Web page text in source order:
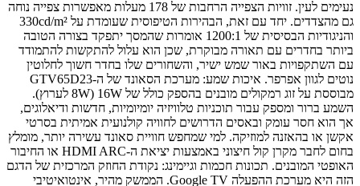
נעימים לעין. זוויות הצפייה הרחבות של 178 מעלות מאפשרות צפייה נוחה
גם מהצדדים. יחד עם זאת, הבהירות הטיפוסית שעומדת על 330cd/m²
והניגודיות הבסיסית של 1200:1 אומרות שהמסך יתפקד בצורה הטובה
ביותר בחדרים עם תאורה מבוקרת, שכן הוא עלול להתקשות להתמודד
עם השתקפויות באור שמש ישיר, והשחורים שלו בחדר חשוך לחלוטין
נוטים לגוון אפרפר. איכות שמע: מערכת הסאונד של ה-GTV65D23
מבוססת על זוג רמקולים מובנים בהספק כולל של 16W (8W לערוץ).
השמע ברור ומספק עבור תוכניות טלוויזיה יומיומיות, חדשות ודיאלוגים,
אך הוא חסר עומק ובאסים הדרושים לחוויה קולנועית אמיתית בסרטי
אקשן או בהאזנה למוזיקה. למי שמחפש חוויית סאונד עשירה יותר, מומלץ
בחום לחבר מקרן קול חיצוני באמצעות יציאת ה-HDMI ARC או החיבור
האופטי המובנים. תכונות חכמות וגיימינג: נקודת החוזק המרכזית של הדגם
הזה היא מערכת ההפעלה Google TV. הממשק מהיר, אינטואיטיבי